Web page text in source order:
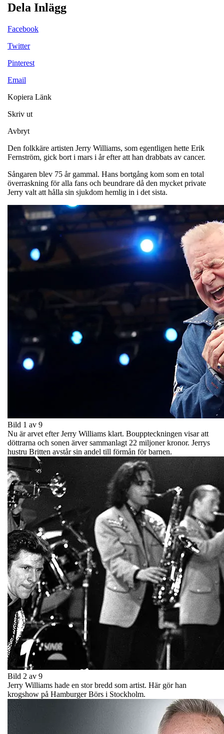
Dela Inlägg
Facebook
Twitter
Pinterest
Email
Kopiera Länk
Skriv ut
Avbryt
Den folkkäre artisten Jerry Williams, som egentligen hette Erik
Fernström, gick bort i mars i år efter att han drabbats av cancer.
Sångaren blev 75 år gammal. Hans bortgång kom som en total
överraskning för alla fans och beundrare då den mycket private
Jerry valt att hålla sin sjukdom hemlig in i det sista.
Bild 1 av 9
Nu är arvet efter Jerry Williams klart. Bouppteckningen visar att
döttrarna och sonen ärver sammanlagt 22 miljoner kronor. Jerrys
hustru Britten avstår sin andel till förmån för barnen.
Bild 2 av 9
Jerry Williams hade en stor bredd som artist. Här gör han
krogshow på Hamburger Börs i Stockholm.